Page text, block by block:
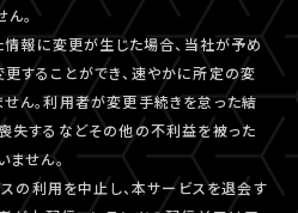
。
報に変更が生じた場合、当社が予め
することができ、速やかに所定の変
ん。利用者が変更手続きを怠った結
失するなどその他の不利益を被った
ません。
の利用を中止し、本サービスを退会す